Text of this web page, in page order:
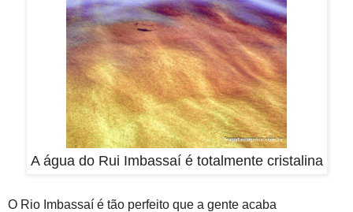
A água do Rui Imbassaí é totalmente cristalina
O Rio Imbassaí é tão perfeito que a gente acaba